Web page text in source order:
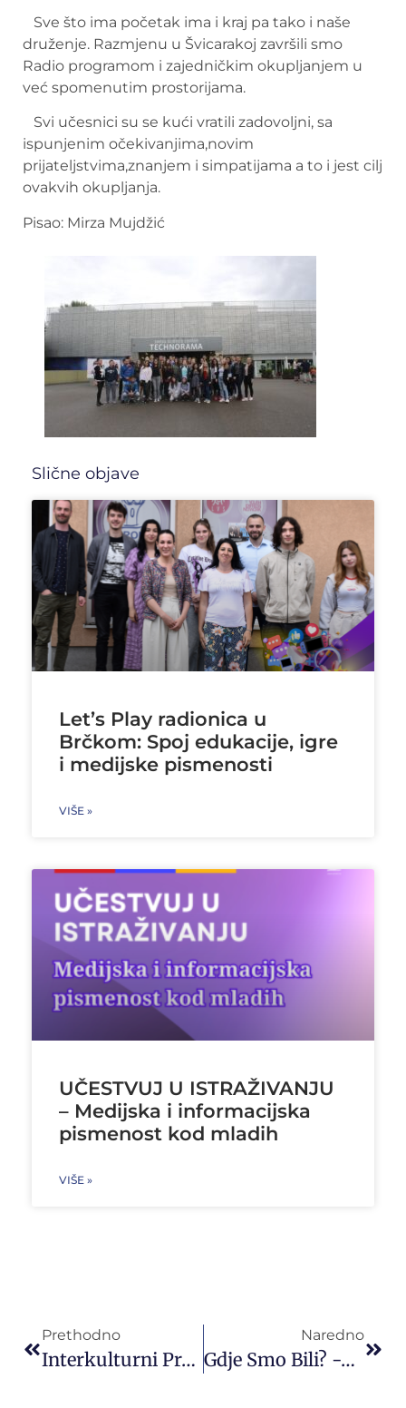
Sve što ima početak ima i kraj pa tako i naše
druženje. Razmjenu u Švicarakoj završili smo
Radio programom i zajedničkim okupljanjem u
već spomenutim prostorijama.
Svi učesnici su se kući vratili zadovoljni, sa
ispunjenim očekivanjima,novim
prijateljstvima,znanjem i simpatijama a to i jest cilj
ovakvih okupljanja.
Pisao: Mirza Mujdžić
Slične objave
Let’s Play radionica u
Brčkom: Spoj edukacije, igre
i medijske pismenosti
VIŠE »
UČESTVUJ U ISTRAŽIVANJU
– Medijska i informacijska
pismenost kod mladih
VIŠE »
Prethodno
Interkulturni Projekat Razmjene Mladih Bosna I Herzegovina – Švicarska 03.08.2017. Do 17.08.2017.
Naredno
Gdje Smo Bili? -Sve O”RE:START” Projektu U Lajpcigu